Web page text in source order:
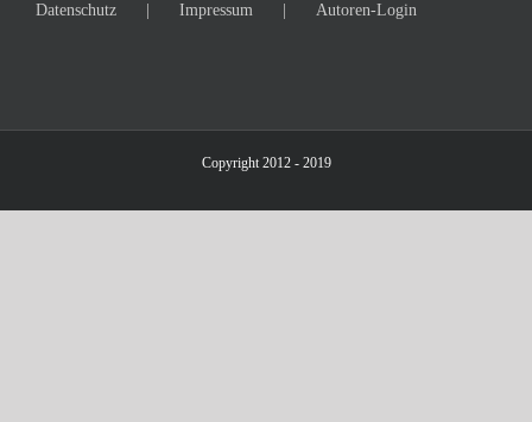
Datenschutz
Impressum Autoren-Login
Copyright 2012 - 2019